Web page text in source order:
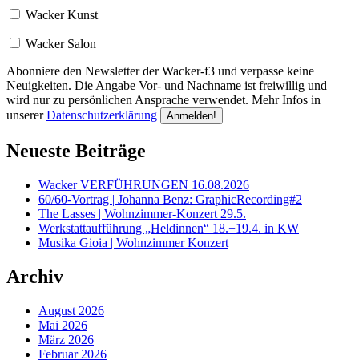
Wacker Kunst
Wacker Salon
Abonniere den Newsletter der Wacker-f3 und verpasse keine
Neuigkeiten. Die Angabe Vor- und Nachname ist freiwillig und
wird nur zu persönlichen Ansprache verwendet. Mehr Infos in
unsererDatenschutzerklärung
Neueste Beiträge
Wacker VERFÜHRUNGEN 16.08.2026
60/60-Vortrag | Johanna Benz: GraphicRecording#2
The Lasses | Wohnzimmer-Konzert 29.5.
Werkstattaufführung „Heldinnen“ 18.+19.4. in KW
Musika Gioia | Wohnzimmer Konzert
Archiv
August 2026
Mai 2026
März 2026
Februar 2026